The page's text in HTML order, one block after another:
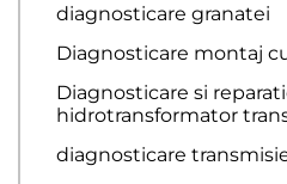
diagnosticare granatei
Diagnosticare montaj
Diagnosticare si
hidrotransformator
diagnosticare